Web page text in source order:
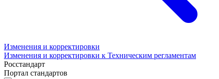
Изменения и корректировки
Изменения и корректировки к Техническим регламентам
Росстандарт
Портал стандартов